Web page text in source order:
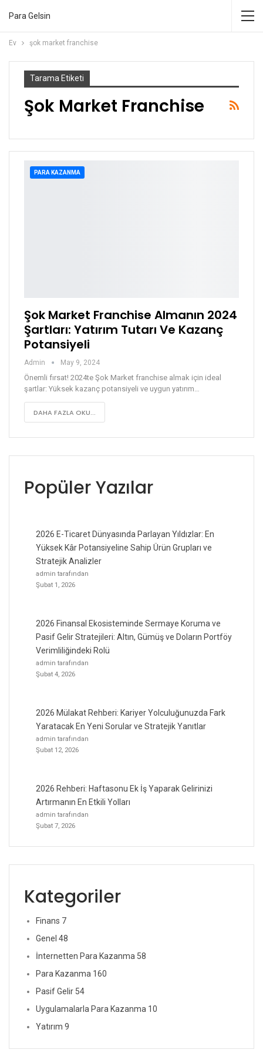
Para Gelsin
Ev şok market franchise
Tarama Etiketi
Şok Market Franchise
PARA KAZANMA
Şok Market Franchise Almanın 2024
Şartları: Yatırım Tutarı Ve Kazanç
Potansiyeli
Admin May 9, 2024
Önemli fırsat! 2024te Şok Market franchise almak için ideal
şartlar: Yüksek kazanç potansiyeli ve uygun yatırım…
DAHA FAZLA OKU...
Popüler Yazılar
2026 E-Ticaret Dünyasında Parlayan Yıldızlar: En
Yüksek Kâr Potansiyeline Sahip Ürün Grupları ve
Stratejik Analizler
admin tarafından
Şubat 1, 2026
2026 Finansal Ekosisteminde Sermaye Koruma ve
Pasif Gelir Stratejileri: Altın, Gümüş ve Doların Portföy
Verimliliğindeki Rolü
admin tarafından
Şubat 4, 2026
2026 Mülakat Rehberi: Kariyer Yolculuğunuzda Fark
Yaratacak En Yeni Sorular ve Stratejik Yanıtlar
admin tarafından
Şubat 12, 2026
2026 Rehberi: Haftasonu Ek İş Yaparak Gelirinizi
Artırmanın En Etkili Yolları
admin tarafından
Şubat 7, 2026
Kategoriler
Finans 7
Genel 48
İnternetten Para Kazanma 58
Para Kazanma 160
Pasif Gelir 54
Uygulamalarla Para Kazanma 10
Yatırım 9